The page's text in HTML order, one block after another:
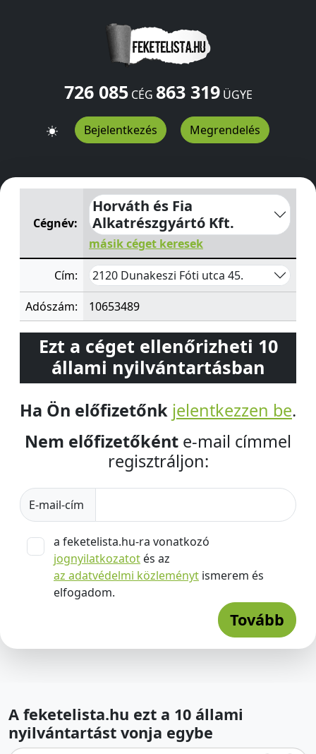
726 085CÉG 863 319ÜGYE
Bejelentkezés Megrendelés
Horváth és Fia Alkatrészgyártó Kft.Fóti utca 45.
Cégnév:
Horváth és Fia
Alkatrészgyártó Kft.
másik céget keresek
Cím: 2120 Dunakeszi Fóti utca 45.
Adószám: 10653489
Ezt a céget ellenőrizheti 10
állami nyilvántartásban
Ha Ön előfizetőnk jelentkezzen be.
Nem előfizetőként e-mail címmel
regisztráljon:
E-mail-cím
a feketelista.hu-ra vonatkozó
jognyilatkozatot és az
az adatvédelmi közleményt ismerem és
elfogadom.
Tovább
A feketelista.hu ezt a 10 állami
nyilvántartást vonja egybe